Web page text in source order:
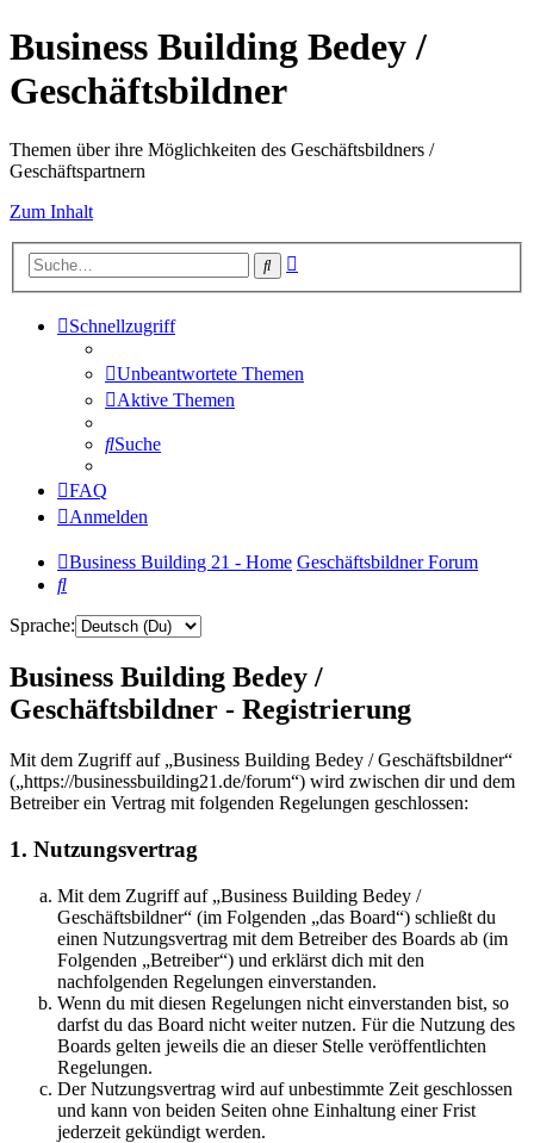
Business Building Bedey /
Geschäftsbildner
Themen über ihre Möglichkeiten des Geschäftsbildners /
Geschäftspartnern
Zum Inhalt
Suche
Schnellzugriff
Unbeantwortete Themen
Aktive Themen
Suche
FAQ
Anmelden
Business Building 21 - Home Geschäftsbildner Forum
Suche
Sprache:
Business Building Bedey /
Geschäftsbildner - Registrierung
Mit dem Zugriff auf „Business Building Bedey / Geschäftsbildner“
(„https://businessbuilding21.de/forum“) wird zwischen dir und dem
Betreiber ein Vertrag mit folgenden Regelungen geschlossen:
1. Nutzungsvertrag
Mit dem Zugriff auf „Business Building Bedey /
Geschäftsbildner“ (im Folgenden „das Board“) schließt du
einen Nutzungsvertrag mit dem Betreiber des Boards ab (im
Folgenden „Betreiber“) und erklärst dich mit den
nachfolgenden Regelungen einverstanden.
Wenn du mit diesen Regelungen nicht einverstanden bist, so
darfst du das Board nicht weiter nutzen. Für die Nutzung des
Boards gelten jeweils die an dieser Stelle veröffentlichten
Regelungen.
Der Nutzungsvertrag wird auf unbestimmte Zeit geschlossen
und kann von beiden Seiten ohne Einhaltung einer Frist
jederzeit gekündigt werden.